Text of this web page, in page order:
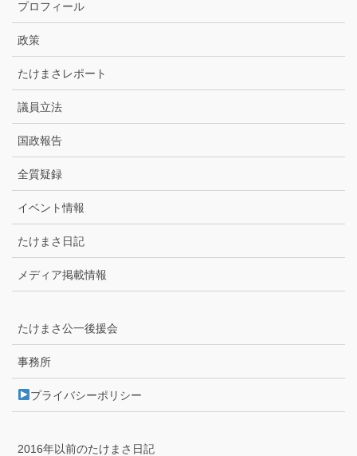
ブ
プロフィール
政策
たけまさレポート
議員立法
国政報告
全質疑録
イベント情報
たけまさ日記
メディア掲載情報
たけまさ公一後援会
事務所
プライバシーポリシー
2016年以前のたけまさ日記